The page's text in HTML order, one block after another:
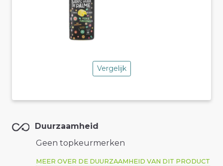
Vergelijk
Duurzaamheid
Geen topkeurmerken
MEER OVER DE DUURZAAMHEID VAN DIT PRODUCT